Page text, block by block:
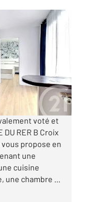
voté et
DU RER B Croix
vous propose en
une
cuisine
une chambre ...